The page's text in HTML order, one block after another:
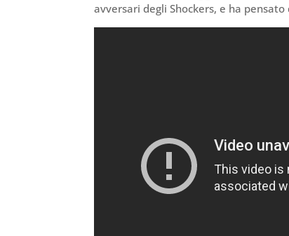
avversari degli Shockers, e ha